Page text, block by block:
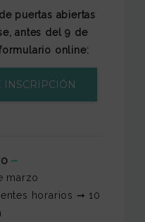
puertas abiertas
antes del 9 de
online:
–
marzo
horarios ➞ 10